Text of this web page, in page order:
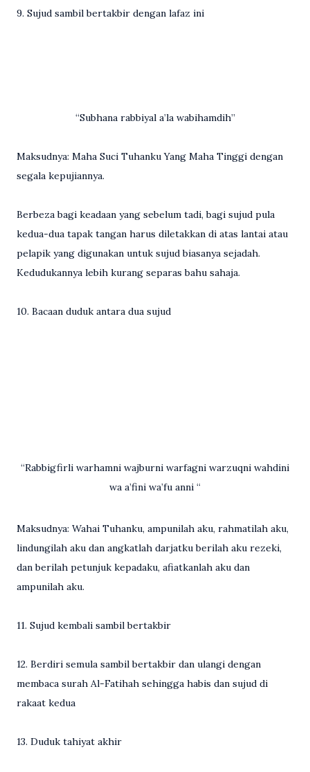
9. Sujud sambil bertakbir dengan lafaz ini
“Subhana rabbiyal a’la wabihamdih”
Maksudnya: Maha Suci Tuhanku Yang Maha Tinggi dengan
segala kepujiannya.
Berbeza bagi keadaan yang sebelum tadi, bagi sujud pula
kedua-dua tapak tangan harus diletakkan di atas lantai atau
pelapik yang digunakan untuk sujud biasanya sejadah.
Kedudukannya lebih kurang separas bahu sahaja.
10. Bacaan duduk antara dua sujud
“Rabbigfirli warhamni wajburni warfagni warzuqni wahdini
wa a’fini wa’fu anni “
Maksudnya: Wahai Tuhanku, ampunilah aku, rahmatilah aku,
lindungilah aku dan angkatlah darjatku berilah aku rezeki,
dan berilah petunjuk kepadaku, afiatkanlah aku dan
ampunilah aku.
11. Sujud kembali sambil bertakbir
12. Berdiri semula sambil bertakbir dan ulangi dengan
membaca surah Al-Fatihah sehingga habis dan sujud di
rakaat kedua
13. Duduk tahiyat akhir